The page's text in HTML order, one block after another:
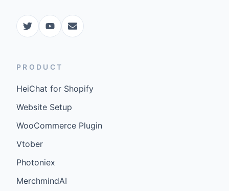
PRODUCT
HeiChat for Shopify
Website Setup
WooCommerce Plugin
Vtober
Photoniex
MerchmindAI